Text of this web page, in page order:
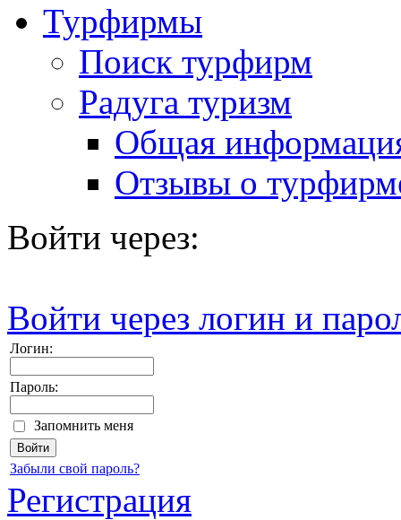
Турфирмы
Поиск турфирм
Радуга туризм
Общая
Отзывы о
Войти через:
Войти через логин и
Логин:
Пароль:
Запомнить меня
Забыли свой пароль?
Регистрация